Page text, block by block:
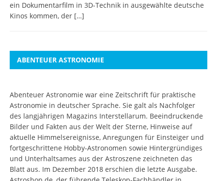
ein Dokumentarfilm in 3D-Technik in ausgewählte deutsche
Kinos kommen, der […]
ABENTEUER ASTRONOMIE
Abenteuer Astronomie war eine Zeitschrift für praktische
Astronomie in deutscher Sprache. Sie galt als Nachfolger
des langjährigen Magazins Interstellarum. Beeindruckende
Bilder und Fakten aus der Welt der Sterne, Hinweise auf
aktuelle Himmelsereignisse, Anregungen für Einsteiger und
fortgeschrittene Hobby-Astronomen sowie Hintergründiges
und Unterhaltsames aus der Astroszene zeichneten das
Blatt aus. Im Dezember 2018 erschien die letzte Ausgabe.